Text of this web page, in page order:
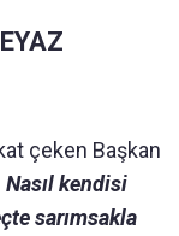
çeken Başkan
kendisi
sarımsakla